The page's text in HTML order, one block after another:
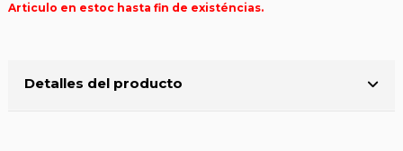
Articulo en estoc hasta fin de existéncias.
Detalles del producto